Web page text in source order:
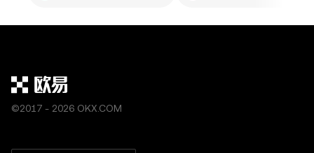
©2017 - 2026 OKX.COM